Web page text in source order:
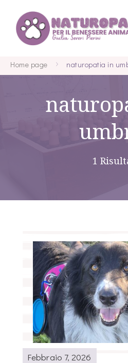
Naturopatia
Home page naturopatia in
1
Febbraio 7, 2026